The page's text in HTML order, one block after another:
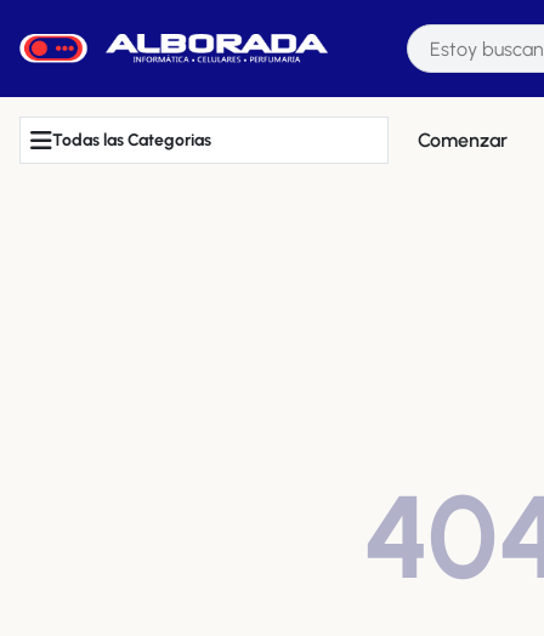
Todas las Categorias Comenzar